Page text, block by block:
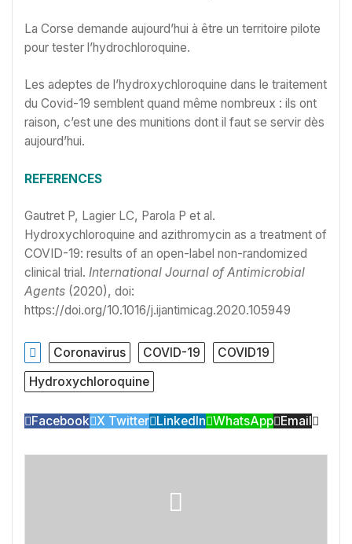
La Corse demande aujourd’hui à être un territoire pilote
pour tester l’hydrochloroquine.
Les adeptes de l’hydroxychloroquine dans le traitement
du Covid-19 semblent quand même nombreux : ils ont
raison, c’est une des munitions dont il faut se servir dès
aujourd’hui.
REFERENCES
Gautret P, Lagier LC, Parola P et al.
Hydroxychloroquine and azithromycin as a treatment of
COVID-19: results of an open-label non-randomized
clinical trial. International Journal of Antimicrobial
Agents (2020), doi:
https://doi.org/10.1016/j.ijantimicag.2020.105949
Coronavirus COVID-19
COVID19
Hydroxychloroquine
Facebook X Twitter LinkedIn WhatsApp Email